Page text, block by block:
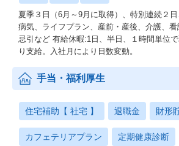
夏季３日（6月～9月に取得）、特別連続２日
病気、ライフプラン、産前・産後、介護、看
忌引など 有給休暇:1日、半日、１時間単位
り支給。入社月により日数変動。
手当・福利厚生
住宅補助【 社宅 】 退職金 財形
カフェテリアプラン 定期健康診断